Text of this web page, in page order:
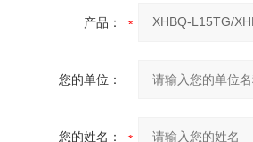
产品：
您的单位：
您的姓名：